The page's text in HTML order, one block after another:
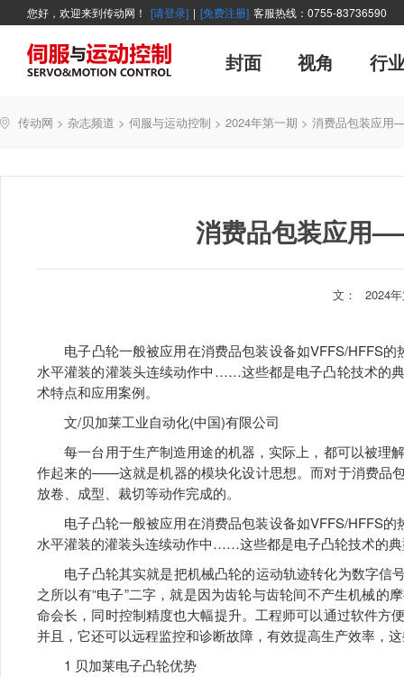
您好，欢迎来到传动网！ [请登录] | [免费注册] 客服热线：0755-83736590
封面 视角
产业活动
行
企业管理
智能制造
技术与应用
传动网 > 杂志频道 > 伺服与运动控制 > 2024年第一期 > 消费品包装应用
消费品包装应用
文： 2024
电子凸轮一般被应用在消费品包装设备如VFFS/HFFS的
水平灌装的灌装头连续动作中……这些都是电子凸轮技术的
术特点和应用案例。
文/贝加莱工业自动化(中国)有限公司
每一台用于生产制造用途的机器，实际上，都可以被理
作起来的——这就是机器的模块化设计思想。而对于消费品
放卷、成型、裁切等动作完成的。
电子凸轮一般被应用在消费品包装设备如VFFS/HFFS的
水平灌装的灌装头连续动作中……这些都是电子凸轮技术的
电子凸轮其实就是把机械凸轮的运动轨迹转化为数字信
之所以有“电子”二字，就是因为齿轮与齿轮间不产生机械的
命会长，同时控制精度也大幅提升。工程师可以通过软件
并且，它还可以远程监控和诊断故障，有效提高生产效率，
1 贝加莱电子凸轮优势